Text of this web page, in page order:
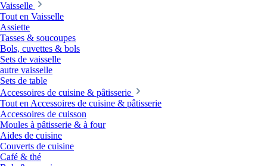
Vaisselle
Tout en Vaisselle
Assiette
Tasses & soucoupes
Bols, cuvettes & bols
Sets de vaisselle
autre vaisselle
Sets de table
Accessoires de cuisine & pâtisserie
Tout en Accessoires de cuisine & pâtisserie
Accessoires de cuisson
Moules à pâtisserie & à four
Aides de cuisine
Couverts de cuisine
Café & thé